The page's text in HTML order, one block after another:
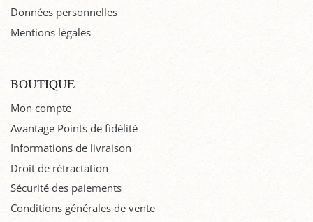
Données personnelles
Mentions légales
BOUTIQUE
Mon compte
Avantage Points de fidélité
Informations de livraison
Droit de rétractation
Sécurité des paiements
Conditions générales de vente